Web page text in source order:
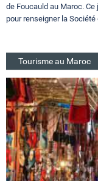
de Foucauld au Maroc.
pour renseigner la
Tourisme au Maroc